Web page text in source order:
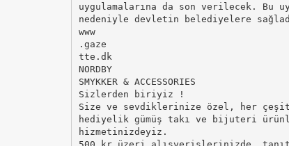
uygulamalarına da son verilecek. Bu
nedeniyle devletin belediyelere
www
.gaze
tte.dk
NORDBY
SMYKKER & ACCESSORIES
Sizlerden biriyiz !
Size ve sevdiklerinize özel, her çeşit
hediyelik gümüş takı ve bijuteri
hizmetinizdeyiz.
500 kr üzeri alışverişlerinizde,